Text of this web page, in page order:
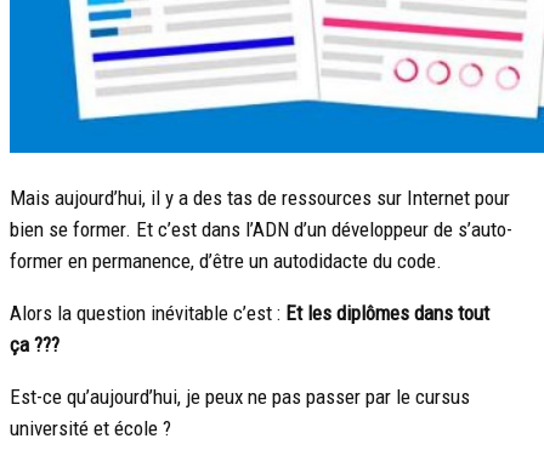
Mais aujourd’hui, il y a des tas de ressources sur Internet pour
bien se former. Et c’est dans l’ADN d’un développeur de s’auto-
former en permanence, d’être un autodidacte du code.
Alors la question inévitable c’est : Et les diplômes dans tout
ça ???
Est-ce qu’aujourd’hui, je peux ne pas passer par le cursus
université et école ?